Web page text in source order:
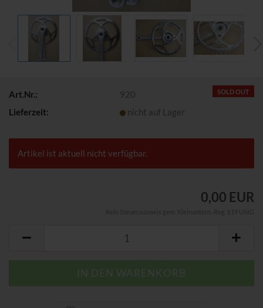
SOLD OUT
Art.Nr.:
920
Lieferzeit:
nicht auf Lager
Artikel ist aktuell nicht verfügbar.
0,00 EUR